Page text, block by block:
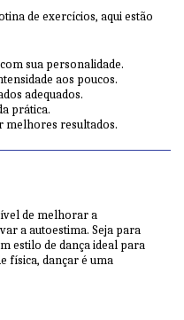
de exercícios, aqui estão
sua personalidade.
aos poucos.
adequados.
prática.
melhores resultados.
de melhorar a
a autoestima. Seja para
estilo de dança ideal para
física, dançar é uma